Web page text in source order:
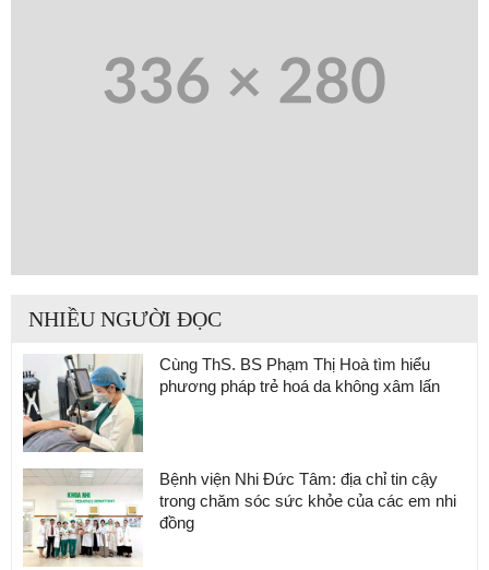
NHIỀU NGƯỜI ĐỌC
Cùng ThS. BS Phạm Thị Hoà tìm hiểu
phương pháp trẻ hoá da không xâm lấn
Bệnh viện Nhi Đức Tâm: địa chỉ tin cậy
trong chăm sóc sức khỏe của các em nhi
đồng